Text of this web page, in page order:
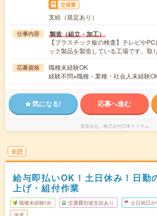
交通費
支給（規定あり）
仕事内容 製造（組立・加工）
【プラスチック板の検査】テレビや
ック製品を製造している工場です。
応募資格
職種未経験OK
経験不問※職種・業種・社会人未経験
気になる! 応募へ進む
派遣会社 株式会社日本ケイテム
未読
給与即払いOK！土日休み！日勤
上げ・組付作業
職種未経験OK 交通費別途支給あり 土日祝日が